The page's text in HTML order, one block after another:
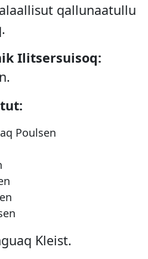
qallunaatullu
Ilitsersuisoq:
Poulsen
Kleist.